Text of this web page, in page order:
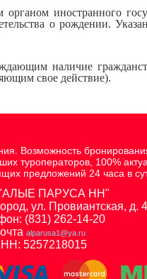
иностранного
о рождении.
наличие
свое действие).
Возможность
туроператоров, 100%
предложений 24 часа в
ПАРУСА НН"
ул. Провиантская, д.
(831) 262-14-20
alparusa1@ya.ru
5257218015